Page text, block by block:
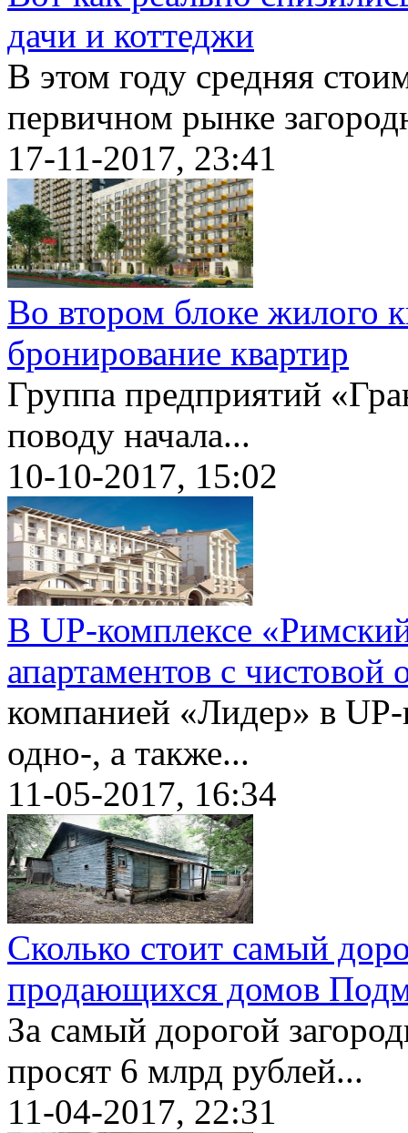
дачи и коттеджи
В этом году средняя
первичном рынке
17-11-2017, 23:41
Во втором блоке жилого
бронирование квартир
Группа предприятий
поводу начала...
10-10-2017, 15:02
В UP-комплексе
апартаментов с чистовой
компанией «Лидер» в
одно-, а также...
11-05-2017, 16:34
Сколько стоит самый
продающихся домов
За самый дорогой
просят 6 млрд рублей...
11-04-2017, 22:31